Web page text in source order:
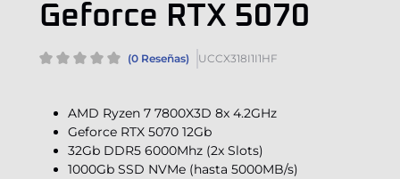
Geforce RTX 5070
(0 Reseñas) UCCX318I1I1HF
AMD Ryzen 7 7800X3D 8x 4.2GHz
Geforce RTX 5070 12Gb
32Gb DDR5 6000Mhz (2x Slots)
1000Gb SSD NVMe (hasta 5000MB/s)